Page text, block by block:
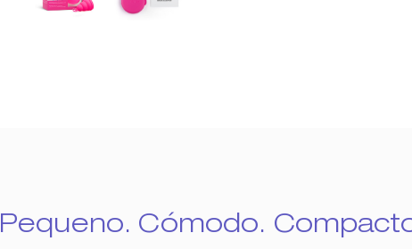
Pequeno. Cómodo.